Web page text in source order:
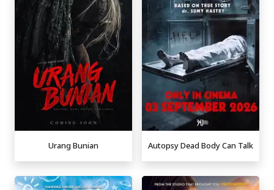
Urang Bunian Autopsy Dead Body Can Talk